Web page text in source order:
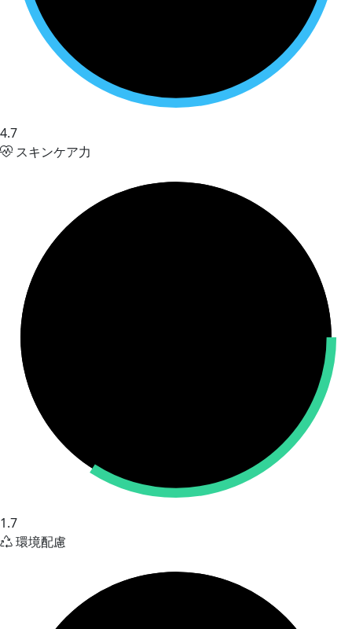
4.7
スキンケア力
1.7
環境配慮